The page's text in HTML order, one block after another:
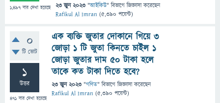
1,497 বার দেখা হয়েছে 23 জুন 2023 "আইকিউ" বিভাগে জিজ্ঞাসাকরেছেন
Rafikul Al Imran (5,390 পয়েন্ট)
0
টি ভোট
1
উত্তর
471 বার দেখা হয়েছে
এক ব্যক্তি জুতার দোকানে গিয়ে 3
জোড়া 1 টি জুতা কিনতে চাইল 1
জোড়া জুতার দাম 50 টাকা হলে
তাকে কত টাকা দিতে হবে?
23 জুন 2023 "গণিত" বিভাগে জিজ্ঞাসাকরেছেন
Rafikul Al Imran (5,390 পয়েন্ট)